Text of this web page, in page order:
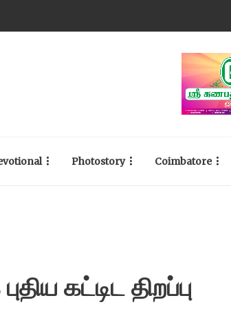
Photostory Coimbatore
கட்டிட திறப்பு